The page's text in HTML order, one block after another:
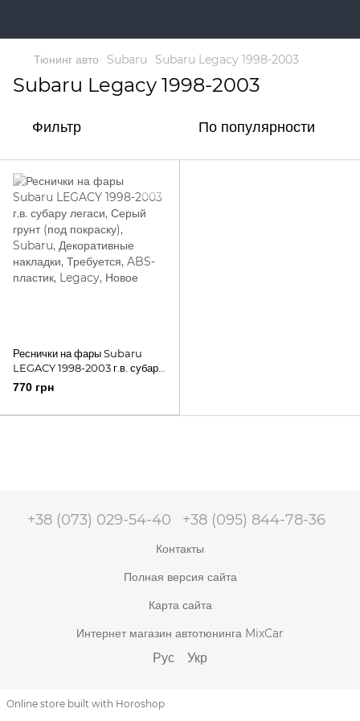
Тюнинг авто Subaru Subaru Legacy 1998-2003
Subaru Legacy 1998-2003
Фильтр По популярности
Реснички на фары Subaru
LEGACY 1998-2003 г.в. субару
легаси
770 грн
+38 (073) 029-54-40 +38 (095) 844-78-36
Контакты
Полная версия сайта
Карта сайта
Интернет магазин автотюнинга MixCar
Рус Укр
Online store built with Horoshop